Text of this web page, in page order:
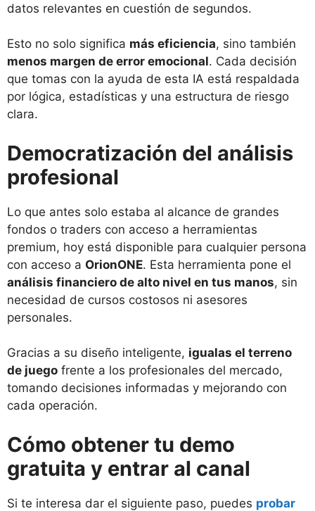
datos relevantes en cuestión de segundos.
Esto no solo significa más eficiencia, sino también
menos margen de error emocional. Cada decisión
que tomas con la ayuda de esta IA está respaldada
por lógica, estadísticas y una estructura de riesgo
clara.
Democratización del análisis
profesional
Lo que antes solo estaba al alcance de grandes
fondos o traders con acceso a herramientas
premium, hoy está disponible para cualquier persona
con acceso a OrionONE. Esta herramienta pone el
análisis financiero de alto nivel en tus manos, sin
necesidad de cursos costosos ni asesores
personales.
Gracias a su diseño inteligente, igualas el terreno
de juego frente a los profesionales del mercado,
tomando decisiones informadas y mejorando con
cada operación.
Cómo obtener tu demo
gratuita y entrar al canal
Si te interesa dar el siguiente paso, puedes probar